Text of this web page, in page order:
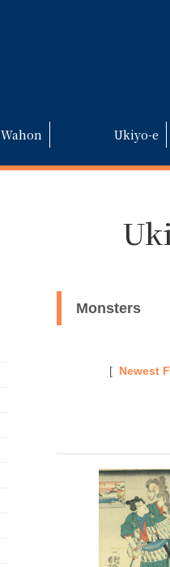
Wahon Ukiyo-e
Monsters
[ Newest